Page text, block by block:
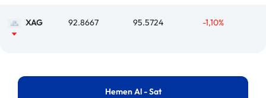
XAG 92.8667 95.5724 -1,10%
Hemen Al - Sat